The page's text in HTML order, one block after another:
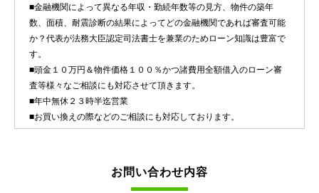
■金融機関によって異なる年収・勤続年数等の見方、物件の築年
数、面積、耐震診断の結果によってどの金融機関であれば審査可能
か？代表が法務大臣認定司法書士を兼業のためローン知識は豊富で
す。
■頭金１０万円＆物件価格１００％かつ諸費用全額借入のローン審
査等様々なご相談にも対応させて頂きます。
■年中無休２３時半迄営業
■お買い換えの際などのご相談にも対応しております。
お問い合わせ内容